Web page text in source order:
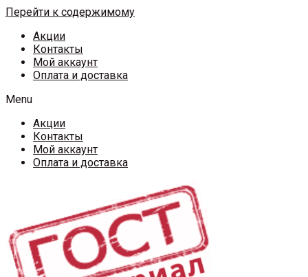
Перейти к содержимому
Акции
Контакты
Мой аккаунт
Оплата и доставка
Menu
Акции
Контакты
Мой аккаунт
Оплата и доставка